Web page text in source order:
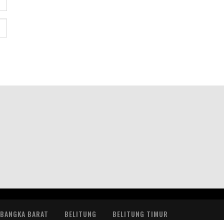
BANGKA BARAT BELITUNG BELITUNG TIMUR